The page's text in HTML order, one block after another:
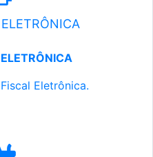
Eletrônica.